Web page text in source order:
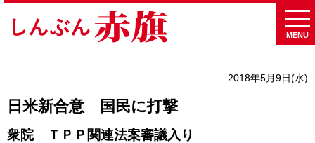
MENU
2018年5月9日(水)
日米新合意 国民に打撃
衆院 ＴＰＰ関連法案審議入り